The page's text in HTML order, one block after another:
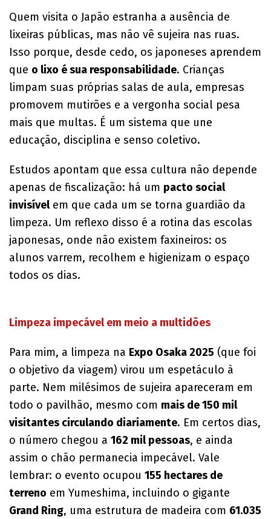
Quem visita o Japão estranha a ausência de
lixeiras públicas, mas não vê sujeira nas ruas.
Isso porque, desde cedo, os japoneses aprendem
que o lixo é sua responsabilidade. Crianças
limpam suas próprias salas de aula, empresas
promovem mutirões e a vergonha social pesa
mais que multas. É um sistema que une
educação, disciplina e senso coletivo.
Estudos apontam que essa cultura não depende
apenas de fiscalização: há um pacto social
invisívelem que cada um se torna guardião da
limpeza. Um reflexo disso é a rotina das escolas
japonesas, onde não existem faxineiros: os
alunos varrem, recolhem e higienizam o espaço
todos os dias.
Limpeza impecável em meio a multidões
Para mim, a limpeza na Expo Osaka 2025 (que foi
o objetivo da viagem) virou um espetáculo à
parte. Nem milésimos de sujeira apareceram em
todo o pavilhão, mesmo com mais de 150 mil
visitantes circulando diariamente. Em certos dias,
o número chegou a 162 mil pessoas, e ainda
assim o chão permanecia impecável. Vale
lembrar: o evento ocupou 155 hectares de
terreno em Yumeshima, incluindo o gigante
Grand Ring, uma estrutura de madeira com 61.035